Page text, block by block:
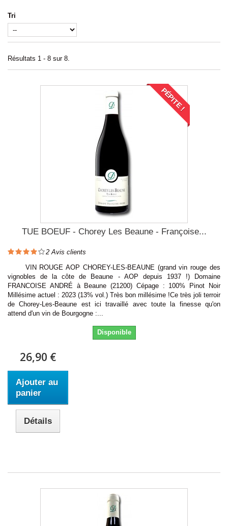
Tri
Résultats 1 - 8 sur 8.
PÉPITE !
TUE BOEUF - Chorey Les Beaune - Françoise...
2 Avis clients
VIN ROUGE AOP CHOREY-LES-BEAUNE (grand vin rouge des
vignobles de la côte de Beaune - AOP depuis 1937 !) Domaine
FRANCOISE ANDRÉ à Beaune (21200) Cépage : 100% Pinot Noir
Millésime actuel : 2023 (13% vol.) Très bon millésime !Ce très joli terroir
de Chorey-Les-Beaune est ici travaillé avec toute la finesse qu'on
attend d'un vin de Bourgogne :...
Disponible
26,90 €
Ajouter au
panier
Détails